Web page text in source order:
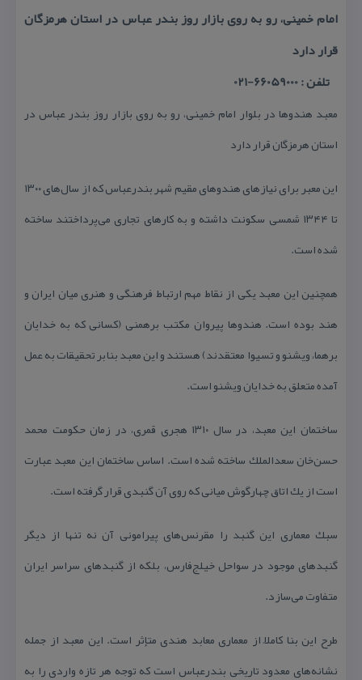
امام خمینی، رو به روی بازار روز بندر عباس در استان هرمزگان
قرار دارد
تلفن : 66059000-021
معبد هندوها در بلوار امام خمینی، رو به روی بازار روز بندر عباس در
استان هرمزگان قرار دارد
این معبر برای نیازهای هندوهای مقیم شهر بندرعباس كه از سال‌های ۱۳۰۰
تا ۱۳۴۴ شمسی سكونت داشته و به كارهای تجاری می‌پرداختند ساخته
شده است.
همچنین این معبد یكی از نقاط مهم ارتباط فرهنگی و هنری میان ایران و
هند بوده است. هندوها پیروان مكتب برهمنی (كسانی كه به خدایان
برهما، ویشنو و تسیوا معتقدند) هستند و این معبد بنابر تحقیقات به عمل
آمده متعلق به خدایان ویشنو است.
ساختمان این معبد، در سال ۱۳۱۰ هجری قمری، در زمان حكومت محمد
حسن‌خان سعد‌الملك ساخته شده است. اساس ساختمان این معبد عبارت
است از یك اتاق چهارگوش میانی كه روی آن گنبدی قرار گرفته است.
سبك معماری این گنبد را مقرنس‌های پیرامونی آن نه ‌تنها از دیگر
گنبدهای موجود در سواحل خیلج‌فارس، بلكه از گنبدهای سراسر ایران
متفاوت می‌سازد.
طرح این بنا كاملاً از معماری معابد هندی متإثر است. این معبد از جمله
نشانه‌های معدود تاریخی بندرعباس است كه توجه هر تازه ‌واردی را به